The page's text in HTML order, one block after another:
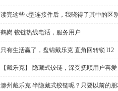
读完这些 c型连接件后，我晓得了其中的区
鹤岗 铰链热线电话，服务用户
只有生活赢了，盘锦戴乐克 直角回转锁 l12
【戴乐克】 隐藏式铰链，深受抚顺用户喜
滁州戴乐克 半隐藏式铰链呢？只要以前的